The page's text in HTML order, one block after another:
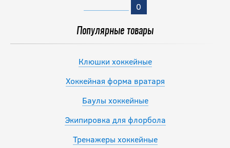
0
Популярные товары
Клюшки хоккейные
Хоккейная форма вратаря
Баулы хоккейные
Экипировка для флорбола
Тренажеры хоккейные